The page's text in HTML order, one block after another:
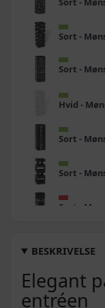
BESKRIVELSE
Elegant
entréen
Sort -
Sort -
Hvid -
Sort -
Sort -
Sort -
Sort -